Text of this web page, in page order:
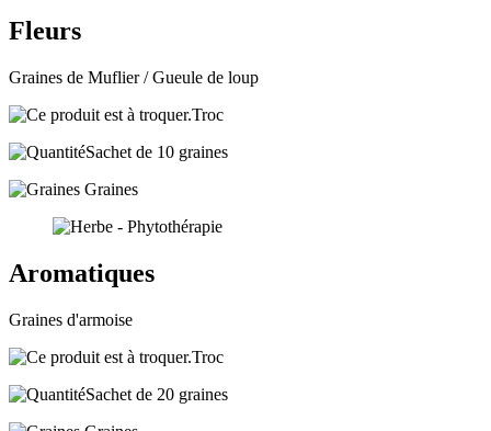
Fleurs
Graines de Muflier / Gueule de loup
Troc
Sachet de 10 graines
Graines
Aromatiques
Graines d'armoise
Troc
Sachet de 20 graines